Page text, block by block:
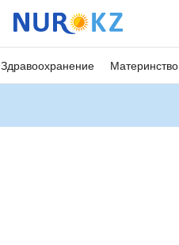
Здравоохранение Материнство